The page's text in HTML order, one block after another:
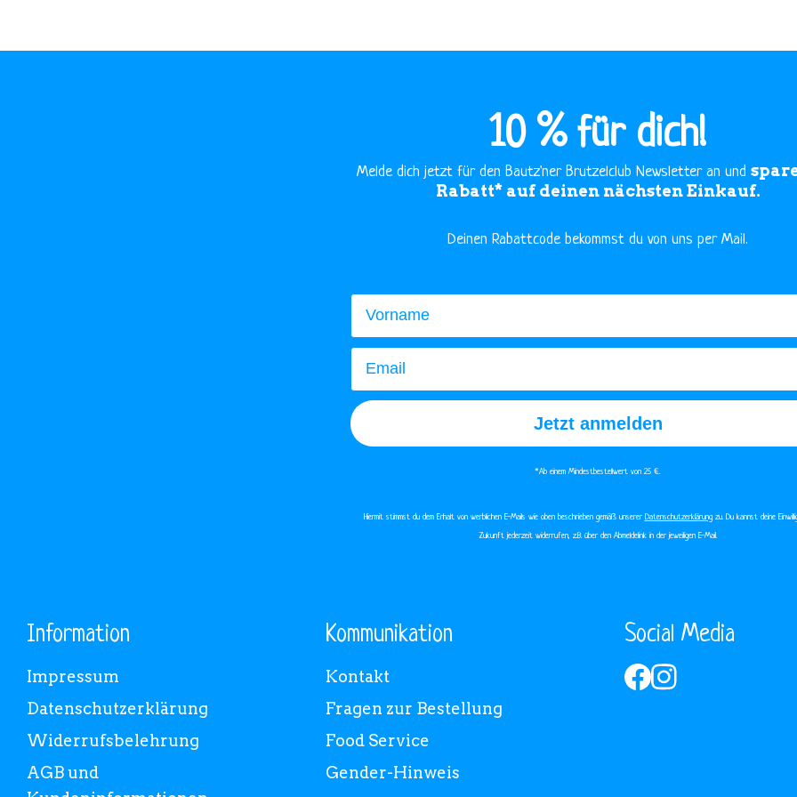
10 % für dich!
Melde dich jetzt für den Bautz'ner Brutzelclub Newsletter an und
Rabatt* auf deinen nächsten Einkauf.
​Deinen Rabattcode bekommst du von uns per Mail.
Vorname
Email
Jetzt anmelden
*Ab einem Mindestbestellwert von 25 €.​
Hiermit stimmst du dem Erhalt von werblichen E-Mails wie oben beschrieben gemäß unserer Datenschutzerklärungzu. Du kannst deine
Zukunft jederzeit widerrufen, z.B. über den Abmeldelink in der jeweiligen E-Mail.
Information
Impressum
Datenschutzerklärung
Widerrufsbelehrung
AGB und
Kommunikation
Kontakt
Fragen zur Bestellung
Food Service
Gender-Hinweis
Social Media